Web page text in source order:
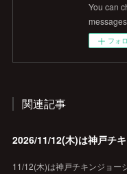
You can
フォ
関連記事
11/12(木)は神戸チキンジョー